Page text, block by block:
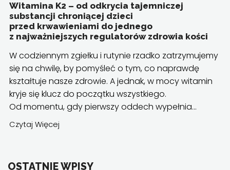
Witamina K2 – od odkrycia tajemniczej
substancji chroniącej dzieci
przed krwawieniami do jednego
z najważniejszych regulatorów zdrowia kości
W codziennym zgiełku i rutynie rzadko zatrzymujemy
się na chwilę, by pomyśleć o tym, co naprawdę
kształtuje nasze zdrowie. A jednak, w mocy witamin
kryje się klucz do początku wszystkiego.
Od momentu, gdy pierwszy oddech wypełnia...
Czytaj Więcej
OSTATNIE WPISY